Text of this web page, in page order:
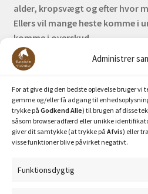
Administrer
For at give dig den bedste oplevelse bruger vi
gemme og/eller få adgang til
trykke på Godkend Alle) til brugen af disse
såsom browseradfærd eller unikke
giver dit samtykke (at trykke på Afvis) eller
visse funktioner blive påvirket negativt.
Funktionsdygtig
alder, kropsvægt og efter hvor
Ellers vil mange heste komme i
komme i overskud.
Bank: Nordea / Reg: 2413 Konto